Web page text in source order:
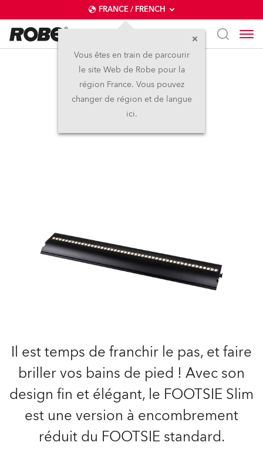
FRANCE / FRENCH
Vous êtes en train de parcourir
le site Web de Robe pour la
région France. Vous pouvez
changer de région et de langue
ici.
FOOTSIE2™ Slim
Nouveau IP65
Il est temps de franchir le pas, et faire
briller vos bains de pied ! Avec son
design fin et élégant, le FOOTSIE Slim
est une version à encombrement
réduit du FOOTSIE standard.